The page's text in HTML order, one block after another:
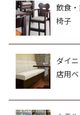
飲食
椅子
ダイ
店用